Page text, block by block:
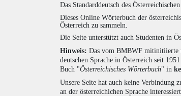
Das Standarddeutsch des
Dieses Online Wörterbuch der
Österreich zu sammeln.
Die Seite unterstützt auch Studenten in
Hinweis: Das vom BMBWF mitinitiierte
deutschen Sprache in Österreich seit
Buch "Österreichisches Wörterbuch" in
Unsere Seite hat auch keine Verbindung
an der österreichichen Sprache